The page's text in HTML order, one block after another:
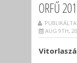
ORFŰ
AUG 9TH,